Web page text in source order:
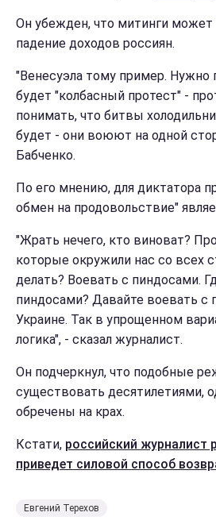
Он убежден, что митинги может
падение доходов россиян.
"Венесуэла тому пример. Нужно
будет "колбасный протест" -
понимать, что битвы
будет - они воюют на одной
Бабченко.
По его мнению, для диктатора
обмен на продовольствие"
"Жрать нечего, кто виноват?
которые окружили нас со всех
делать? Воевать с пиндосами.
пиндосами? Давайте воевать с
Украине. Так в упрощенном
логика", - сказал журналист.
Он подчеркнул, что подобные
существовать десятилетиями,
обречены на крах.
Кстати, российский журналист
приведет силовой способ
Евгений Терехов